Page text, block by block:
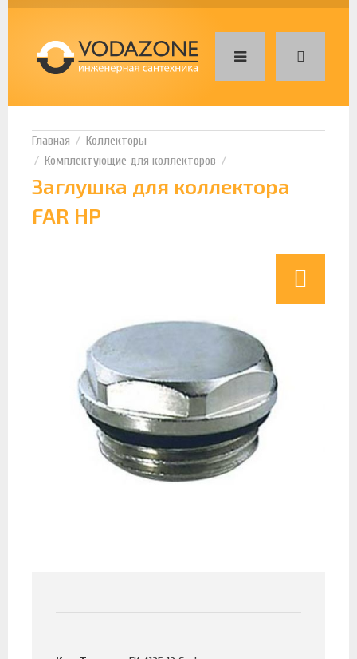
Коллекторы
Комплектующие для коллекторов
Заглушка для коллектора
FAR НР